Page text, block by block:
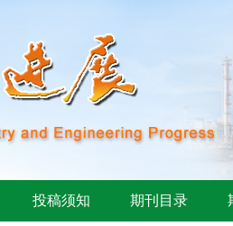
投稿须知 期刊目录